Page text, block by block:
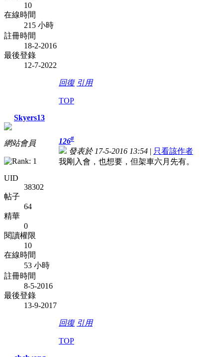
10
在線時間
215 小時
註冊時間
18-2-2016
最後登錄
12-7-2022
回復 引用
TOP
Skyers13
網站會員
UID
38302
帖子
64
精華
0
閱讀權限
10
在線時間
53 小時
註冊時間
8-5-2016
最後登錄
13-9-2017
126#
發表於 17-5-2016 13:54 | 只看該作者
我剛入會，也想要，但架車六月先有。
回復 引用
TOP